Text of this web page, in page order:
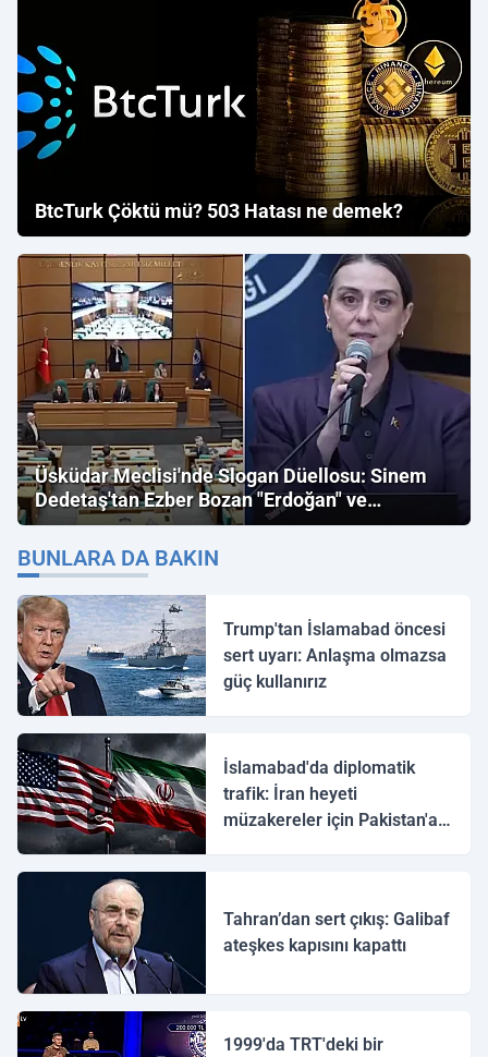
BtcTurk Çöktü mü? 503 Hatası ne demek?
Üsküdar Meclisi'nde Slogan Düellosu: Sinem
Dedetaş'tan Ezber Bozan "Erdoğan" ve
"İmamoğlu" Çıkışı!
BUNLARA DA BAKIN
Trump'tan İslamabad öncesi
sert uyarı: Anlaşma olmazsa
güç kullanırız
İslamabad'da diplomatik
trafik: İran heyeti
müzakereler için Pakistan'a
Tahran’dan sert çıkış: Galibaf
ateşkes kapısını kapattı
1999'da TRT'deki bir